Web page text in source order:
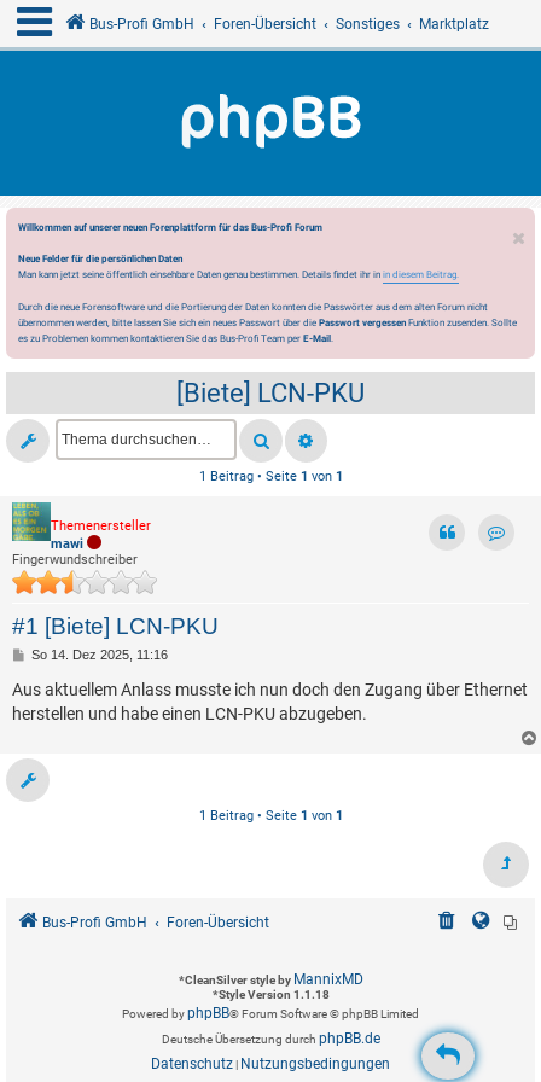
Bus-Profi GmbH Foren-Übersicht Sonstiges Marktplatz
Willkommen auf unserer neuen Forenplattform für das Bus-Profi Forum
Neue Felder für die persönlichen Daten
Man kann jetzt seine öffentlich einsehbare Daten genau bestimmen. Details findet ihr in in diesem Beitrag.
Durch die neue Forensoftware und die Portierung der Daten konnten die Passwörter aus dem alten Forum nicht
übernommen werden, bitte lassen Sie sich ein neues Passwort über die Passwort vergessen Funktion zusenden. Sollte
es zu Problemen kommen kontaktieren Sie das Bus-Profi Team per E-Mail.
[Biete] LCN-PKU
1 Beitrag • Seite 1 von 1
Themenersteller
mawi
Fingerwundschreiber
#1 [Biete] LCN-PKU
B
i
t
r
So 14. Dez 2025, 11:16
Aus aktuellem Anlass musste ich nun doch den Zugang über Ethernet
herstellen und habe einen LCN-PKU abzugeben.
1 Beitrag • Seite 1 von 1
Bus-Profi GmbH Foren-Übersicht
*CleanSilver style by MannixMD
*Style Version 1.1.18
Powered byphpBB® Forum Software © phpBB Limited
Deutsche Übersetzung durch phpBB.de
Datenschutz Nutzungsbedingungen